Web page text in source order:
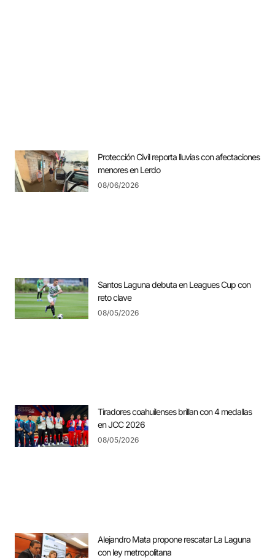
Protección Civil reporta lluvias con afectaciones
menores en Lerdo
08/06/2026
Santos Laguna debuta en Leagues Cup con
reto clave
08/05/2026
Tiradores coahuilenses brillan con 4 medallas
en JCC 2026
08/05/2026
Alejandro Mata propone rescatar La Laguna
con ley metropolitana